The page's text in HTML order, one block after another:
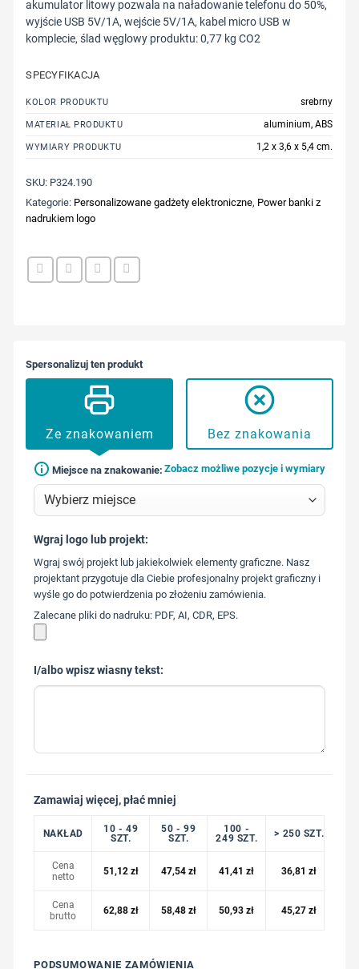
akumulator litowy pozwala na naładowanie telefonu do 50%,
wyjście USB 5V/1A, wejście 5V/1A, kabel micro USB w
komplecie, ślad węglowy produktu: 0,77 kg CO2
SPECYFIKACJA
KOLOR PRODUKTU srebrny
MATERIAŁ PRODUKTU aluminium, ABS
WYMIARY PRODUKTU 1,2 x 3,6 x 5,4 cm.
SKU: P324.190
Kategorie: Personalizowane gadżety elektroniczne, Power banki z
nadrukiem logo
Spersonalizuj ten produkt
Ze znakowaniem Bez znakowania
Miejsce na znakowanie: Zobacz możliwe pozycje i wymiary
573 568
217
Wgraj logo lub projekt:
Wgraj swój projekt lub jakiekolwiek elementy graficzne. Nasz
projektant przygotuje dla Ciebie profesjonalny projekt graficzny i
wyśle go do potwierdzenia po złożeniu zamówienia.
Zalecane pliki do nadruku: PDF, AI, CDR, EPS.
I/albo wpisz wiasny tekst:
Zamawiaj więcej, płać mniej
NAKŁAD
10 - 49
SZT.
50 - 99
SZT.
100 -
249 SZT.
> 250 SZT.
Cena
netto
51,12 zł 47,54 zł 41,41zł 36,81zł
Cena
brutto
62,88 zł 58,48 zł 50,93zł 45,27zł
PODSUMOWANIE ZAMÓWIENIA